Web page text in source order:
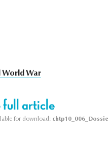
World War
full article
for download: